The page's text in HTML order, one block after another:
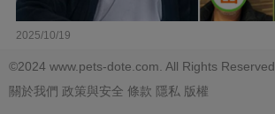
2025/10/19
©2024 www.pets-dote.com. All Rights Reserved.
關於我們 政策與安全 條款 隱私 版權